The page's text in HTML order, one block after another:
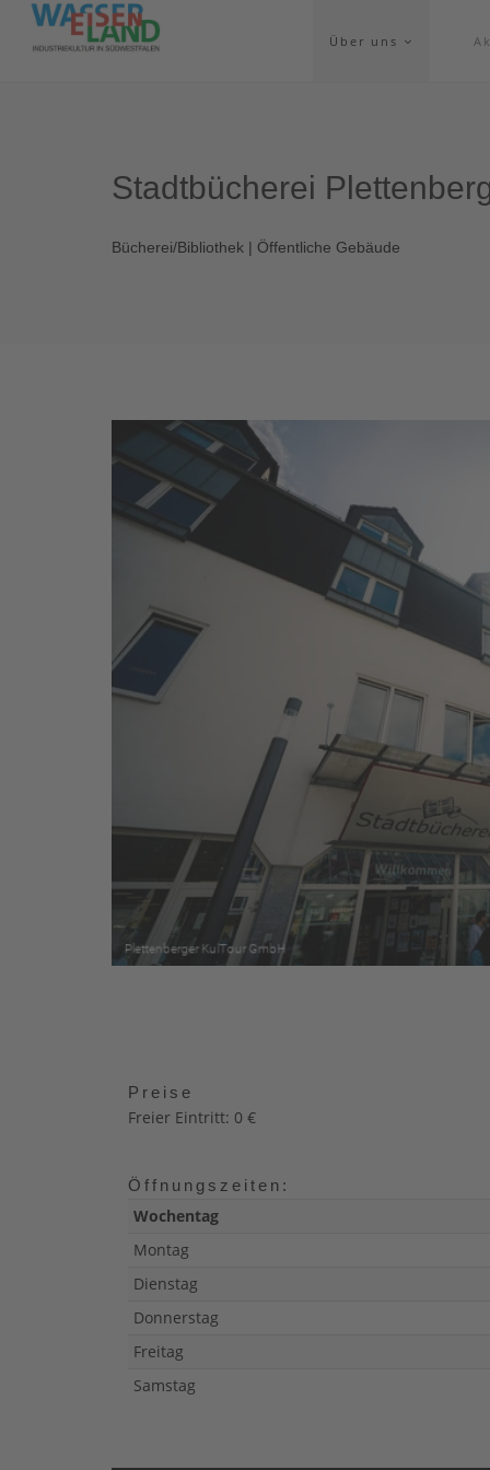
Über uns
Stadtbücherei
Bücherei/Bibliothek | Öffentliche Gebäude
Preise
Freier Eintritt: 0 €
Öffnungszeiten:
Wochentag
Montag
Dienstag
Donnerstag
Freitag
Samstag